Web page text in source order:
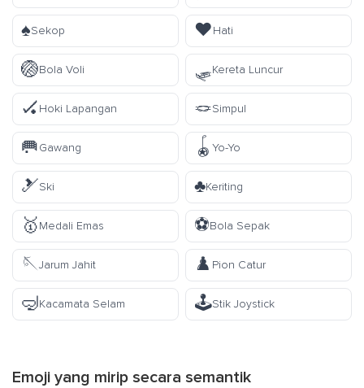
♠️Sekop ♥️Hati
🏐Bola Voli 🛷Kereta Luncur
🏑Hoki Lapangan 🪢Simpul
🥅Gawang 🪀 Yo-Yo
🎿Ski ♣️Keriting
🥇Medali Emas ⚽Bola Sepak
🪡Jarum Jahit ♟️ Pion Catur
🤿Kacamata Selam 🕹️Stik Joystick
Emoji yang mirip secara semantik